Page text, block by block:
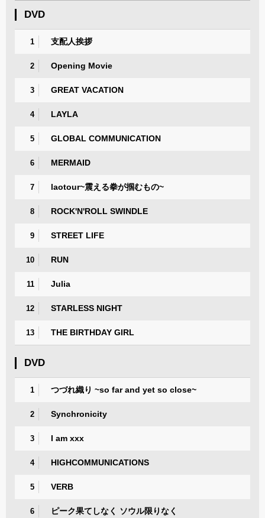
DVD
1 支配人挨拶
2 Opening Movie
3 GREAT VACATION
4 LAYLA
5 GLOBAL COMMUNICATION
6 MERMAID
7 laotour~震える拳が掴むもの~
8 ROCK'N'ROLL SWINDLE
9 STREET LIFE
10 RUN
11 Julia
12 STARLESS NIGHT
13 THE BIRTHDAY GIRL
DVD
1 つづれ織り ~so far and yet so close~
2 Synchronicity
3 I am xxx
4 HIGHCOMMUNICATIONS
5 VERB
6 ピーク果てしなく ソウル限りなく